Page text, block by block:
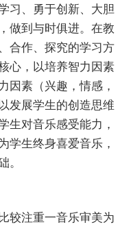
习、勇于创新、大胆
做到与时俱进。在教
合作、探究的学习方
心，以培养智力因素
因素（兴趣，情感，
发展学生的创造思维
生对音乐感受能力，
学生终身喜爱音乐，
。
注重一音乐审美为